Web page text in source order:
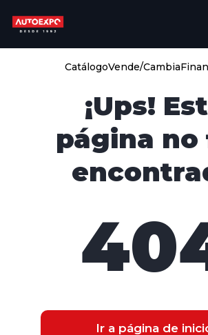
CatálogoVende/Cambia
¡Ups!
página no
Ir a página de